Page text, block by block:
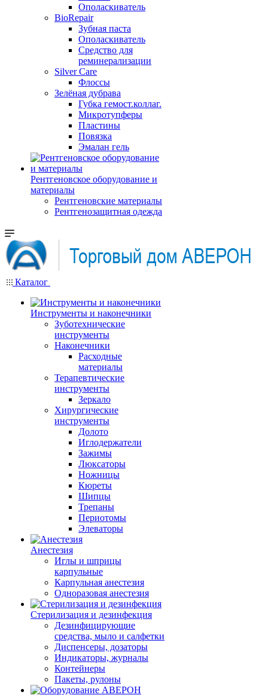
Ополаскиватель
BioRepair
Зубная паста
Ополаскиватель
Средство для
реминерализации
Silver Care
Флоссы
Зелёная дубрава
Губка гемост.коллаг.
Микротупферы
Пластины
Повязка
Эмалан гель
Рентгеновское оборудование и
материалы
Рентгеновские материалы
Рентгенозащитная одежда
Каталог
Инструменты и наконечники
Зуботехнические
инструменты
Наконечники
Расходные
материалы
Терапевтические
инструменты
Зеркало
Хирургические
инструменты
Долото
Иглодержатели
Зажимы
Люксаторы
Ножницы
Кюреты
Шипцы
Трепаны
Периотомы
Элеваторы
Анестезия
Иглы и шприцы
карпульные
Карпульная анестезия
Одноразовая анестезия
Стерилизация и дезинфекция
Дезинфицирующие
средства, мыло и салфетки
Диспенсеры, дозаторы
Индикаторы, журналы
Контейнеры
Пакеты, рулоны